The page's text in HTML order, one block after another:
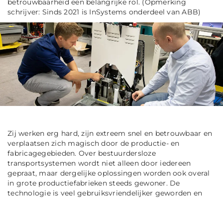
betrouwbaarheid een belangrijke rol. (Opmerking
schrijver: Sinds 2021 is InSystems onderdeel van ABB)
Zij werken erg hard, zijn extreem snel en betrouwbaar en
verplaatsen zich magisch door de productie- en
fabricagegebieden. Over bestuurdersloze
transportsystemen wordt niet alleen door iedereen
gepraat, maar dergelijke oplossingen worden ook overal
in grote productiefabrieken steeds gewoner. De
technologie is veel gebruiksvriendelijker geworden en